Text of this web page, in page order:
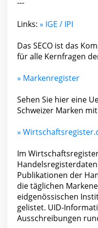
---
Links: » IGE / IPI
Das SECO ist das
für alle Kernfragen
» Markenregister
Sehen Sie hier eine
Schweizer Marken
»
Im
Publikationen der
die täglichen
eidgenössischen
gelistet. UID-
Ausschreibungen